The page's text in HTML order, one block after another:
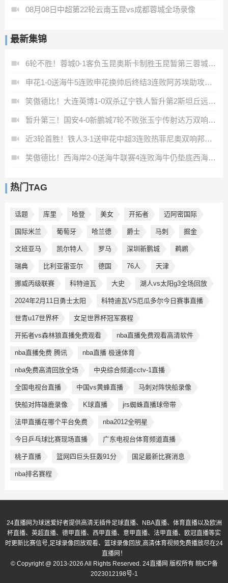
08月08日中超第22轮云南玉昆vs成都蓉城全场录像
最新集锦
6轮不胜！蓉城0-1客负玉昆奥斯卡制胜玉昆暂第三蓉城全场1射正
申花1-0送海牛5连败申花换帅后终结3连败阿苏埃助攻徐皓阳制胜
笑傲德比！大连英博1-0双杀辽宁铁人暂升第2斯坦丘远射制胜
暂升第三！国安4-0新鹏城7轮不败张玉宁传射达万双响法比奥破门
近3轮首胜！铁人3-1送申花中超3连败热菲尼奥双响邦本宜裕传射
笑傲德比！西海岸2-0送海牛联赛4连败海牛仍垫底西海岸升至第二
热门TAG
话题 库里 哈登 美女 开拓者 迈阿密国际
国际米兰 葡萄牙 哈兰德 爵士 马刺 掘金
文班亚马 凯尔特人 罗马 深圳新鹏城 鹈鹕
瑞典 比利亚雷亚尔 德国 76人 天津
挪威丙级联赛 科特迪瓦 大史 湖人vs太阳g3全场回放
2024年2月11日勇士太阳 科特迪瓦VS厄瓜多尔今日赛事直播
世青u17世界杯 女足世界杯冠军赛程
开拓者vs森林狼直播免费观看 nba直播免费观看高清软件
nba直播免费 腾讯 nba直播 极速体育
nba免费高清回放全场 中央综合频道cctv-1直播
全国电视台直播 中国vs黄蜂直播 马刺对阵快船录像
快船对阵雄鹿录像 K球直播 jrs蜘蛛直播球帝带
法甲直播在哪个平台免费 nba2012全明星
今日乒乓球比赛现场直播 广东电视台体育频道直播
桃子直播 篮网四巨头狂轰91分 国足最新比赛消息
nba排名赛程
24直播网为球迷爱好者提供高清无插件足球直播、NBA直播、体育直播以及欧洲
杯直播、英超直播、德甲直播、西甲直播、意甲直播、法甲直播、欧冠直播等实
时更新比赛信号,足球录像回放观看、篮球录像回放,高清体育视频免费播放尽在24
直播网！
© Copyright @ 2013-2026 All Rights Reserved. 24直播网 版权所有 皖ICP备
2023012198号-1